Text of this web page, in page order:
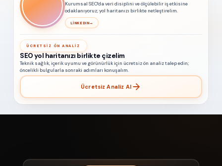
Kurumsal SEO'da veri disiplini ve ölçülebilir iş etkisine
odaklanıyoruz; yol haritanızı birlikte netleştirelim.
LINKEDIN→
ÜCRETSIZ ÖN ANALIZ
SEO yol haritanızı birlikte çizelim
Teknik sağlık, içerik uyumu ve görünürlük için ücretsiz ön analiz talep edin;
öncelikli bulgularla sonraki adımları konuşalım.
Ücretsiz Analiz Al